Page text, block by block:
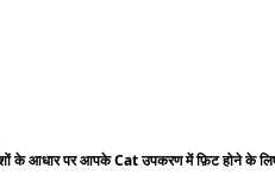
के आधार पर आपके Cat उपकरण में फ़िट होने के